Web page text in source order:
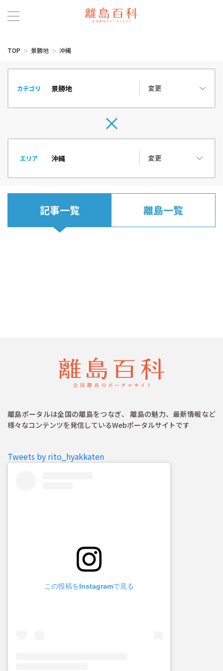
TOP 景勝地 沖縄
カテゴリ 変更
エリア 変更
記事一覧 離島一覧
離島ポータルは全国の離島をつなぎ、 離島の魅力、最新情報など
様々なコンテンツを発信しているWebポータルサイトです
Tweets by rito_hyakkaten
この投稿をInstagramで見る